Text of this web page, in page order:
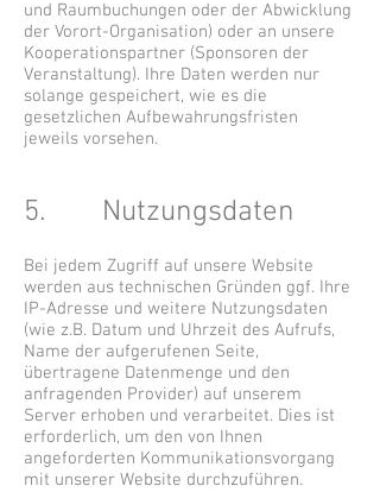
und Raumbuchungen oder der Abwicklung
der Vorort-Organisation) oder an unsere
Kooperationspartner (Sponsoren der
Veranstaltung). Ihre Daten werden nur
solange gespeichert, wie es die
gesetzlichen Aufbewahrungsfristen
jeweils vorsehen.
5. Nutzungsdaten
Bei jedem Zugriff auf unsere Website
werden aus technischen Gründen ggf. Ihre
IP-Adresse und weitere Nutzungsdaten
(wie z.B. Datum und Uhrzeit des Aufrufs,
Name der aufgerufenen Seite,
übertragene Datenmenge und den
anfragenden Provider) auf unserem
Server erhoben und verarbeitet. Dies ist
erforderlich, um den von Ihnen
angeforderten Kommunikationsvorgang
mit unserer Website durchzuführen.